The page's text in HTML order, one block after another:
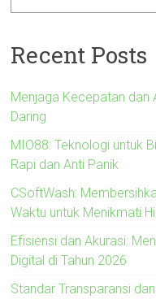
Recent Posts
Menjaga Kecepatan dan
Daring
MIO88: Teknologi untuk
Rapi dan Anti Panik
CSoftWash:
Waktu untuk Menikmati
Efisiensi dan Akurasi:
Digital di Tahun 2026
Standar Transparansi